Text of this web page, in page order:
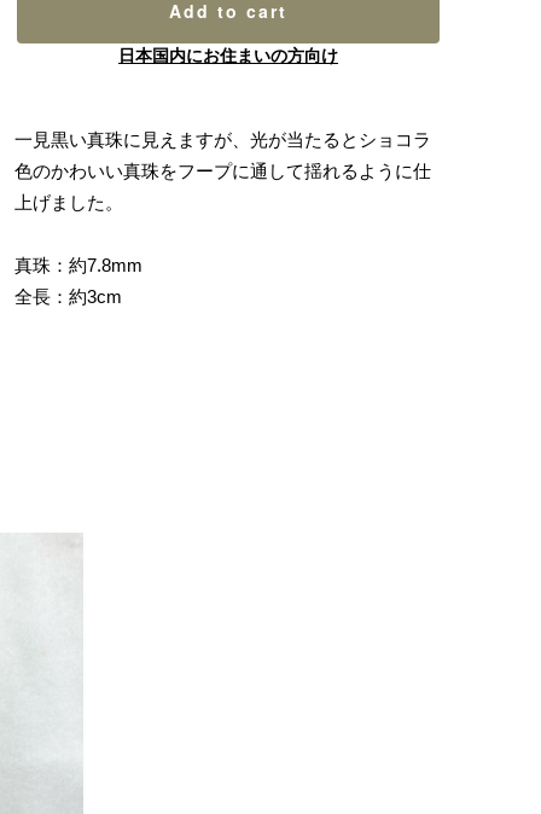
Add to cart
日本国内にお住まいの方向け
一見黒い真珠に見えますが、光が当たるとショコラ
色のかわいい真珠をフープに通して揺れるように仕
上げました。
真珠：約7.8mm
全長：約3cm